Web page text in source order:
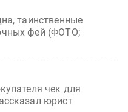
таинственные
фей (ФОТО;
чек для
юрист